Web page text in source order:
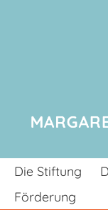
Die Stiftung
Förderung